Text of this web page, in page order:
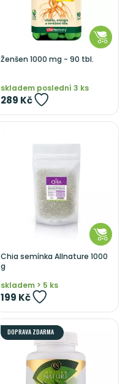
Ženšen 1000 mg - 90 tbl.
skladem poslední 3 ks
289 Kč
Chia semínka Allnature 1000
g
skladem > 5 ks
199 Kč
DOPRAVA ZDARMA